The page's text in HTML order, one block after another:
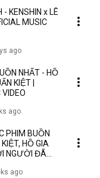
- KENSHIN x LÊ
MUSIC
ago
NHẤT - HỒ
KIỆT |
VIDEO
ago
PHIM BUỒN
HỒ GIA
NGƯỜI ĐÃ
ago